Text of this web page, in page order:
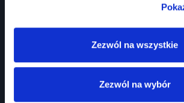
Zezwól na wszystkie
Zezwól na wybór
Prawko.pl
Kurs Teorii Prawo Jazdy przez Internet?